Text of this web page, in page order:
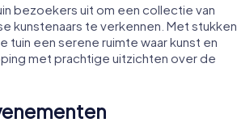
bezoekers uit om een collectie van
kunstenaars te verkennen. Met stukken
tuin een serene ruimte waar kunst en
met prachtige uitzichten over de